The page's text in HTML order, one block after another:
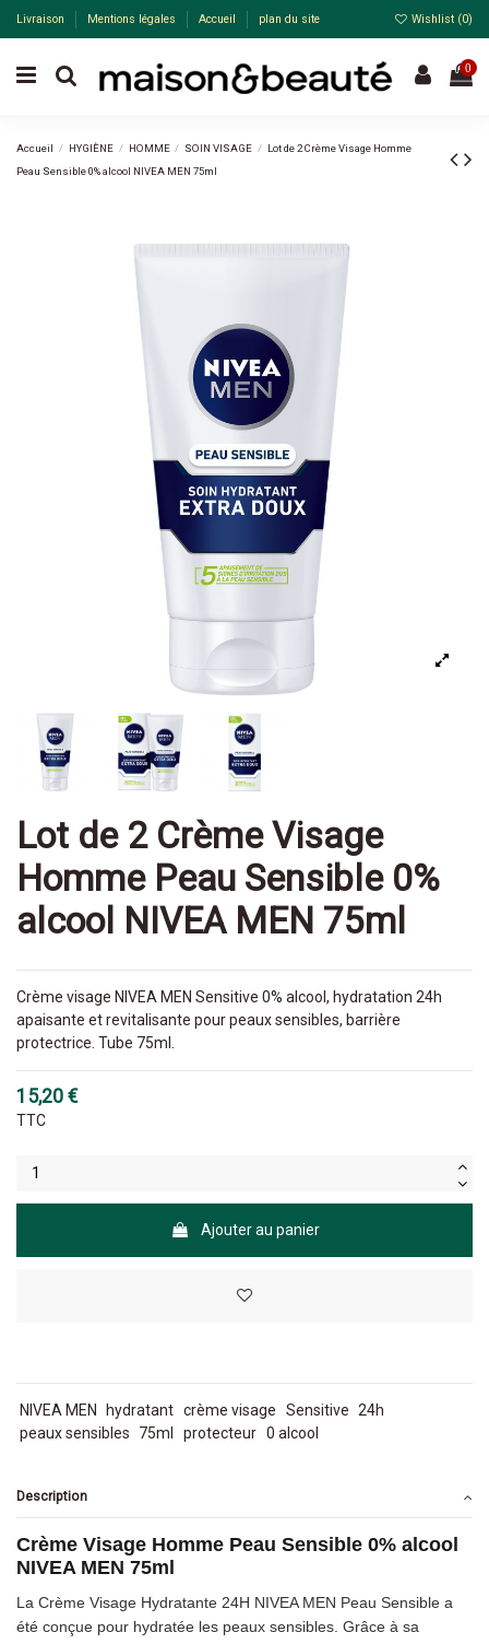
Livraison Mentions légales Accueil plan du site Wishlist (0)
0
Accueil HYGIÈNE HOMME SOIN VISAGE
Lot de 2 Crème Visage Homme
Peau Sensible 0% alcool NIVEA MEN 75ml
Lot de 2 Crème Visage
Homme Peau Sensible 0%
alcool NIVEA MEN 75ml
Crème visage NIVEA MEN Sensitive 0% alcool, hydratation 24h
apaisante et revitalisante pour peaux sensibles, barrière
protectrice. Tube 75ml.
15,20 €
TTC
Ajouter au panier
NIVEA MEN hydratant crème visage Sensitive 24h
peaux sensibles
75ml protecteur 0 alcool
Description
Crème Visage Homme Peau Sensible 0% alcool
NIVEA MEN 75ml
La Crème Visage Hydratante 24H NIVEA MEN Peau Sensible a
été conçue pour hydratée les peaux sensibles. Grâce à sa